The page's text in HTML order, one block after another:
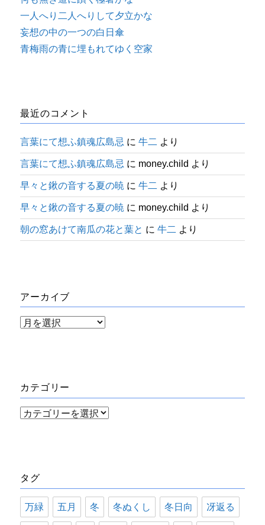
一人へり二人へりして夕立かな
妄想の中の一つの白日傘
青梅雨の青に埋もれてゆく空家
最近のコメント
言葉にて想ふ鎮魂広島忌 に牛二 より
言葉にて想ふ鎮魂広島忌 に money.child より
早々と鍬の音する夏の暁 に牛二 より
早々と鍬の音する夏の暁 に money.child より
朝の窓あけて南瓜の花と葉と に牛二 より
アーカイブ
ア
ブ
カテゴリー
カ
ー
タグ
万緑 五月 冬 冬ぬくし 冬日向 冴返る